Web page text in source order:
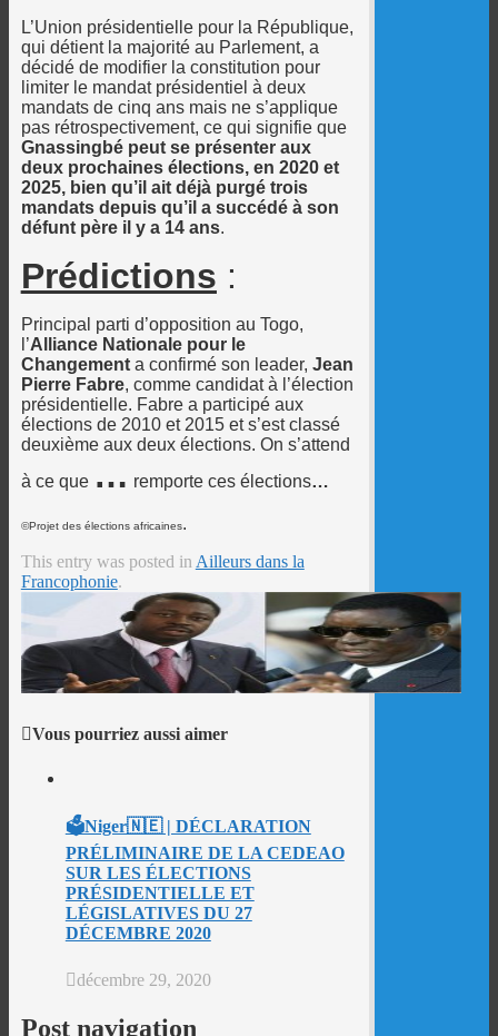
L’Union présidentielle pour la République,
qui détient la majorité au Parlement, a
décidé de modifier la constitution pour
limiter le mandat présidentiel à deux
mandats de cinq ans mais ne s’applique
pas rétrospectivement, ce qui signifie que
Gnassingbé peut se présenter aux
deux prochaines élections, en 2020 et
2025, bien qu’il ait déjà purgé trois
mandats depuis qu’il a succédé à son
défunt père il y a 14 ans.
Prédictions :
Principal parti d’opposition au Togo,
l’Alliance Nationale pour le
Changementa confirmé son leader, Jean
Pierre Fabre, comme candidat à l’élection
présidentielle. Fabre a participé aux
élections de 2010 et 2015 et s’est classé
deuxième aux deux élections. On s’attend
à ce que … remporte ces élections…
©Projet des élections africaines.
This entry was posted in Ailleurs dans la
Francophonie.
Vous pourriez aussi aimer
🗳Niger🇳🇪 | DÉCLARATION
PRÉLIMINAIRE DE LA CEDEAO
SUR LES ÉLECTIONS
PRÉSIDENTIELLE ET
LÉGISLATIVES DU 27
DÉCEMBRE 2020
décembre 29, 2020
Post navigation